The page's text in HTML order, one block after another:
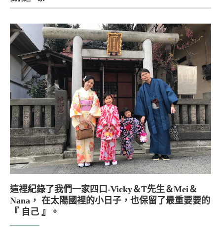
這裡紀錄了我們一家四口-Vicky＆T先生＆Mei＆
Nana， 在太陽國裡的小日子，也保留了最重要要的
『 自己 』。